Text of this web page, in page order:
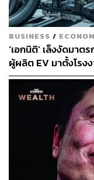
เอริก โนเบิล ผู้ก่อตั้
CARLAB มองว่ากา
อาจเป็นความท้าทาย
ดับไฮเอนด์มองว่าต
“ในตลาด EV ตอนนี้
Taycan หรือ
สนทนาของผู้บริโภค
และนั่นคือปัญหาสำ
มาตรฐานระดับโล
รวมของอุตสาหกรรม
BUSINESS /
‘เอกนิติ’ เล็งงัดมา
ผู้ผลิต EV มาตั้งโรง